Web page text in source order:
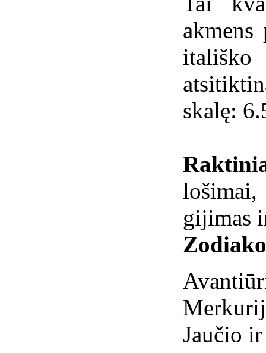
skalę:
gijimas
Jaučio